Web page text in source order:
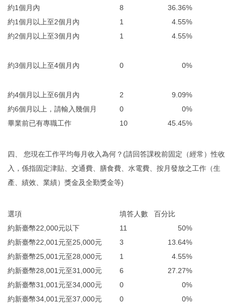
約1個月內
8
36.36%
約1個月以上至2個月內
1
4.55%
約2個月以上至3個月內
1 4.55%
約3個月以上至4個月內 0 0%
約4個月以上至6個月內 2
9.09%
約6個月以上，請輸入幾個月
0
0%
畢業前已有專職工作
10 45.45%
四、 您現在工作平均每月收入為何？(請回答課稅前固定（經常）性收
入，係指固定津貼、交通費、膳食費、水電費、按月發放之工作（生
產、績效、業績）獎金及全勤獎金等)
選項 填答人數
百分比
約新臺幣22,000元以下
11
50%
約新臺幣22,001元至25,000元
3
13.64%
約新臺幣25,001元至28,000元
1
4.55%
約新臺幣28,001元至31,000元
6
27.27%
約新臺幣31,001元至34,000元
0
0%
約新臺幣34,001元至37,000元
0
0%